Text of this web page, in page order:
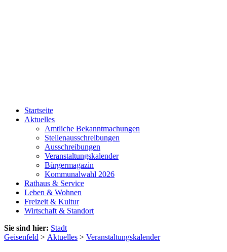
Startseite
Aktuelles
Amtliche Bekanntmachungen
Stellenausschreibungen
Ausschreibungen
Veranstaltungskalender
Bürgermagazin
Kommunalwahl 2026
Rathaus & Service
Leben & Wohnen
Freizeit & Kultur
Wirtschaft & Standort
Sie sind hier: Stadt
Geisenfeld > Aktuelles > Veranstaltungskalender